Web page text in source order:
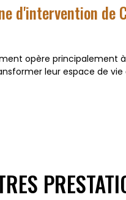
d'intervention
opère principalement
leur espace de